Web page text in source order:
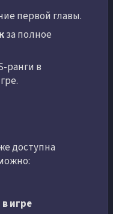
первой главы.
за полное
ранги в
доступна
игре